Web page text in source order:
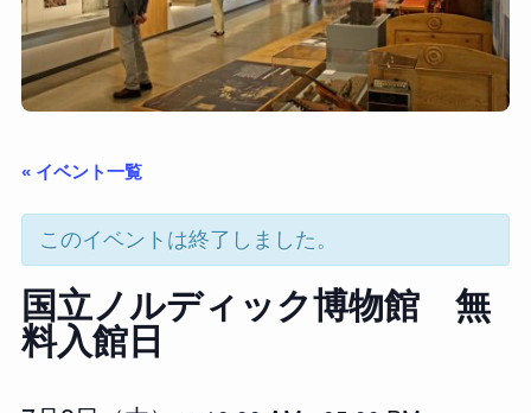
« イベント一覧
このイベントは終了しました。
国立ノルディック博物館 無
料入館日